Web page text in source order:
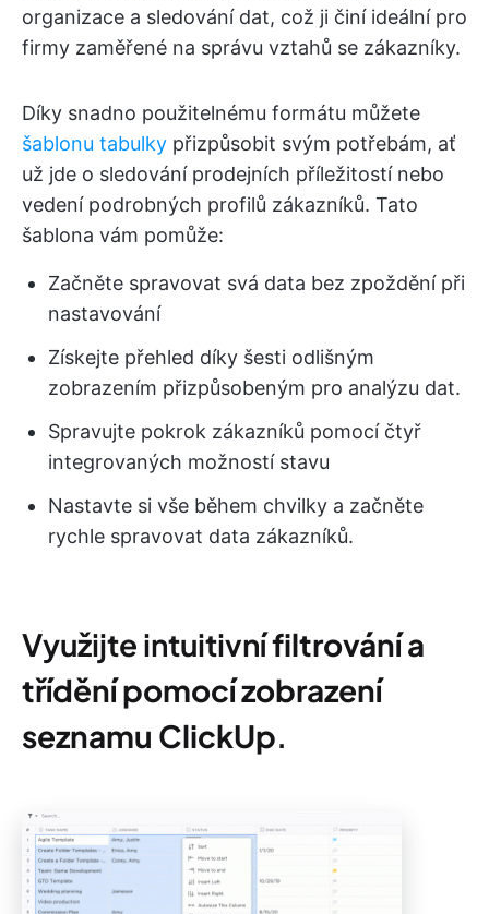
organizace a sledování dat, což ji činí ideální pro
firmy zaměřené na správu vztahů se zákazníky.
Díky snadno použitelnému formátu můžete
šablonu tabulky přizpůsobit svým potřebám, ať
už jde o sledování prodejních příležitostí nebo
vedení podrobných profilů zákazníků. Tato
šablona vám pomůže:
Začněte spravovat svá data bez zpoždění při
nastavování
Získejte přehled díky šesti odlišným
zobrazením přizpůsobeným pro analýzu dat.
Spravujte pokrok zákazníků pomocí čtyř
integrovaných možností stavu
Nastavte si vše během chvilky a začněte
rychle spravovat data zákazníků.
Využijte intuitivnífiltrování a
třídění pomocí zobrazení
seznamu ClickUp.